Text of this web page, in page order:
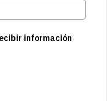
información